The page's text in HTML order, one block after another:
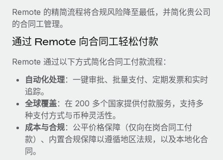
轻松搬迁员工
福利
轻松管理员工福利
Reverse Tech at a glance Health and wellness startup,
Reverse Tech, partnered with Remote to manage...
了解更多
What a Workday global payroll implementation
actually looks like
Most teams hear "payroll implementation" and picture a
six-month project with a dedicated team....
了解更多
Remote 的精简流程将合规风险降至最低，并简化贵公司
的合同工管理。
通过 Remote 向合同工轻松付款
Remote 通过以下方式简化合同工付款流程：
自动化处理：一键审批、批量支付、定期发票和实时
追踪。
全球覆盖：在 200 多个国家提供付款服务，支持多
种支付方式与币种灵活性。
成本与合规：公平价格保障（仅向在岗合同工付
款）、内置合规保障以遵循地区法规，以及本地化合
同。